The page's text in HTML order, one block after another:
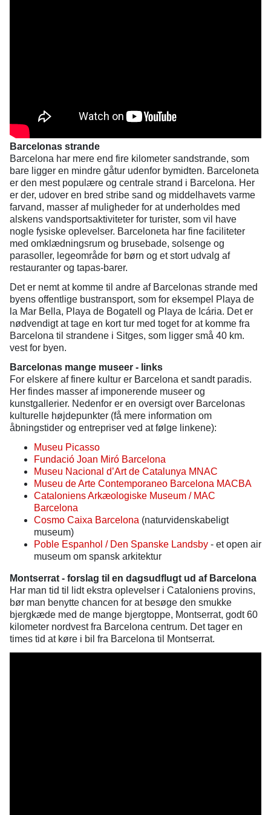
Barcelonas strande
Barcelona har mere end fire kilometer sandstrande, som
bare ligger en mindre gåtur udenfor bymidten. Barceloneta
er den mest populære og centrale strand i Barcelona. Her
er der, udover en bred stribe sand og middelhavets varme
farvand, masser af muligheder for at underholdes med
alskens vandsportsaktiviteter for turister, som vil have
nogle fysiske oplevelser. Barceloneta har fine faciliteter
med omklædningsrum og brusebade, solsenge og
parasoller, legeområde for børn og et stort udvalg af
restauranter og tapas-barer.
Det er nemt at komme til andre af Barcelonas strande med
byens offentlige bustransport, som for eksempel Playa de
la Mar Bella, Playa de Bogatell og Playa de Icária. Det er
nødvendigt at tage en kort tur med toget for at komme fra
Barcelona til strandene i Sitges, som ligger små 40 km.
vest for byen.
Barcelonas mange museer - links
For elskere af finere kultur er Barcelona et sandt paradis.
Her findes masser af imponerende museer og
kunstgallerier. Nedenfor er en oversigt over Barcelonas
kulturelle højdepunkter (få mere information om
åbningstider og entrepriser ved at følge linkene):
Museu Picasso
Fundació Joan Miró Barcelona
Museu Nacional d’Art de Catalunya MNAC
Museu de Arte Contemporaneo Barcelona MACBA
Cataloniens Arkæologiske Museum / MAC
Barcelona
Cosmo Caixa Barcelona (naturvidenskabeligt
museum)
Poble Espanhol / Den Spanske Landsby - et open air
museum om spansk arkitektur
Montserrat - forslag til en dagsudflugt ud af Barcelona
Har man tid til lidt ekstra oplevelser i Cataloniens provins,
bør man benytte chancen for at besøge den smukke
bjergkæde med de mange bjergtoppe, Montserrat, godt 60
kilometer nordvest fra Barcelona centrum. Det tager en
times tid at køre i bil fra Barcelona til Montserrat.